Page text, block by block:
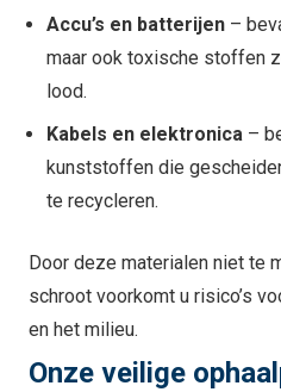
Accu’s en batterijen –
maar ook toxische stoffen
lood.
Kabels en elektronica –
kunststoffen die
te recycleren.
Door deze materialen niet te
schroot voorkomt u risico’s
en het milieu.
Onze veilige